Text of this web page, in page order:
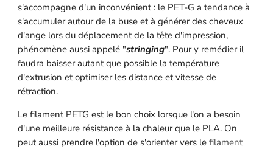
s'accompagne d'un inconvénient : le PET-G a tendance à
s'accumuler autour de la buse et à générer des cheveux
d'ange lors du déplacement de la tête d'impression,
phénomène aussi appelé "stringing". Pour y remédier il
faudra baisser autant que possible la température
d'extrusion et optimiser les distance et vitesse de
rétraction.
Le filament PETG est le bon choix lorsque l'on a besoin
d'une meilleure résistance à la chaleur que le PLA. On
peut aussi prendre l'option de s'orienter vers le filament